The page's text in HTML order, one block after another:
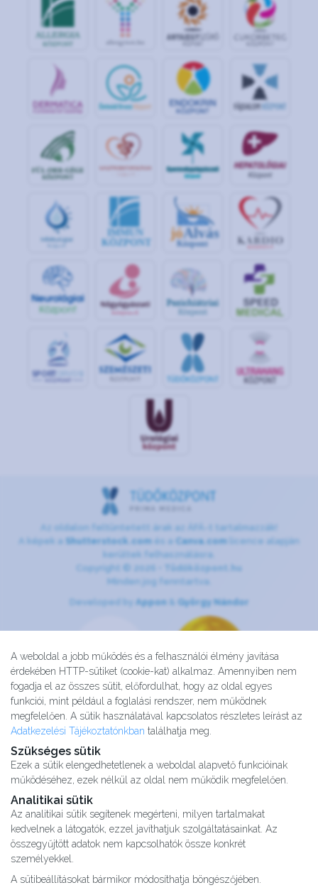
A weboldal a jobb működés és a felhasználói élmény javítása
érdekében HTTP-sütiket (cookie-kat) alkalmaz. Amennyiben nem
fogadja el az összes sütit, előfordulhat, hogy az oldal egyes
funkciói, mint például a foglalási rendszer, nem működnek
megfelelően. A sütik használatával kapcsolatos részletes leírást az
Adatkezelési Tájékoztatónkban találhatja meg.
Szükséges sütik
Ezek a sütik elengedhetetlenek a weboldal alapvető funkcióinak
működéséhez, ezek nélkül az oldal nem működik megfelelően.
Analitikai sütik
Az analitikai sütik segítenek megérteni, milyen tartalmakat
kedvelnek a látogatók, ezzel javíthatjuk szolgáltatásainkat. Az
összegyűjtött adatok nem kapcsolhatók össze konkrét
személyekkel.
A sütibeállításokat bármikor módosíthatja böngészőjében.
IMMUN
KÖZPONT
jóAlvás
Központ
SPORT
Az oldalon feltüntetett árak az ÁFÁ-t tartalmazzák!
A képek a Shutterstock.com és a Canva.com licence alapján
kerültek felhasználásra.
Copyright © 2026 •
Tüdőközpont.hu
Minden jog fenntartva.
Developed by Appon& György Nándor
Kutatásaink
Partnereink
Karrier